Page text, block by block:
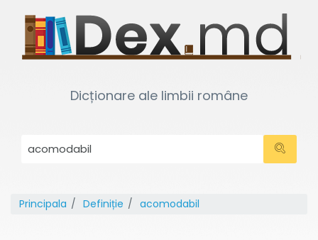
Dicționare ale limbii române
Principala Definiție acomodabil